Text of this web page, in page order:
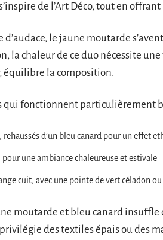
de l’Art Déco, tout en
d’audace, le jaune moutarde
la chaleur de ce duo nécessite
équilibre la composition.
qui fonctionnent particulièrement
d’un bleu canard pour un effet
une ambiance chaleureuse et estivale
cuit, avec une pointe de vert céladon
moutarde et bleu canard insuffle
des textiles épais ou des